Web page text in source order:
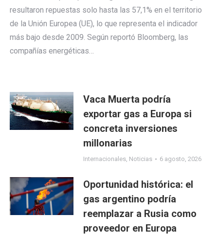
resultaron repuestas solo hasta las 57,1% en el territorio
de la Unión Europea (UE), lo que representa el indicador
más bajo desde 2009. Según reportó Bloomberg, las
compañías energéticas…
Vaca Muerta podría
exportar gas a Europa si
concreta inversiones
millonarias
Internacionales, Noticias 6 agosto, 2026
Oportunidad histórica: el
gas argentino podría
reemplazar a Rusia como
proveedor en Europa